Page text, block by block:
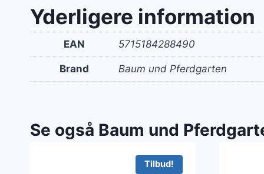
Yderligere information
EAN 5715184288490
Brand Baum und Pferdgarten
Se også Baum und
Tilbud!